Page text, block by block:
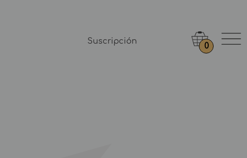
Suscripción
0